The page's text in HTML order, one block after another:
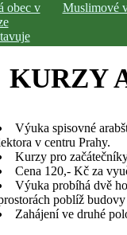
obec v
Muslimové
KURZY
Výuka spisovné
v centru Prahy.
Kurzy pro
Cena 120,- Kč za
Výuka probíhá dvě
poblíž
Zahájení ve druhé